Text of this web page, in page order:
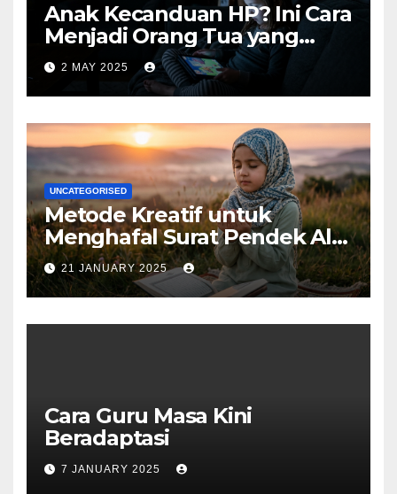
Anak Kecanduan HP? Ini Cara
Menjadi Orang Tua yang
Bijak
2 MAY 2025
UNCATEGORISED
Metode Kreatif untuk
Menghafal Surat Pendek Al-
Qur’an
21 JANUARY 2025
Cara Guru Masa Kini
Beradaptasi
7 JANUARY 2025